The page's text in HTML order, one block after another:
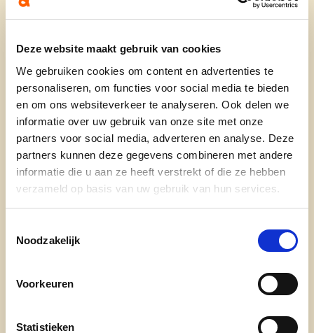
Deze website maakt gebruik van cookies
We gebruiken cookies om content en advertenties te
personaliseren, om functies voor social media te bieden
en om ons websiteverkeer te analyseren. Ook delen we
informatie over uw gebruik van onze site met onze
partners voor social media, adverteren en analyse. Deze
partners kunnen deze gegevens combineren met andere
informatie die u aan ze heeft verstrekt of die ze hebben
verzameld op basis van uw gebruik van hun services.
Noodzakelijk
Voorkeuren
Statistieken
Schepen
“Na twintig jaar parlementslid neem ik afscheid
van de nationale politiek. Al blijft die band met
Brussel natuurlijk. Op mijn 51e kijk ik nu naar
nieuwe uitdagingen. En Kalmthout is er daar één
van!
“Kalmthout is de mooiste en beste gemeente, en
het is geweldig om daar als schepen van
Mobiliteit, Ruimtelijke Planning, Onderwijs
concrete vraagstukken en uitdagingen. Samen
zoeken naar goede oplossingen voor zoveel
mogelijk mensen. Daar haal ik energie uit! Of het